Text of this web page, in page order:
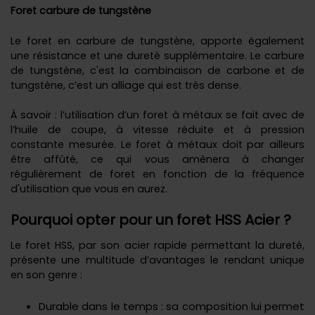
Foret carbure de tungstène
Le foret en carbure de tungstène, apporte également
une résistance et une dureté supplémentaire. Le carbure
de tungstène, c'est la combinaison de carbone et de
tungstène, c’est un alliage qui est très dense.
À savoir : l’utilisation d’un foret à métaux se fait avec de
l’huile de coupe, à vitesse réduite et à pression
constante mesurée. Le foret à métaux doit par ailleurs
être affûté, ce qui vous amènera à changer
régulièrement de foret en fonction de la fréquence
d'utilisation que vous en aurez.
Pourquoi opter pour un foret HSS Acier ?
Le foret HSS, par son acier rapide permettant la dureté,
présente une multitude d’avantages le rendant unique
en son genre :
Durable dans le temps : sa composition lui permet